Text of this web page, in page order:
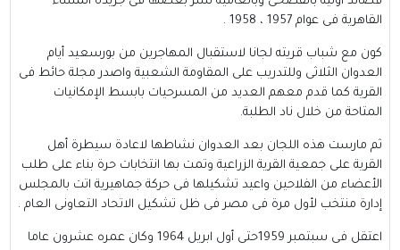
القاهرية فى عوام 1957 ، 1958 .
كون مع شباب قريته لجانا لاستقبال المهاجرين من بورسعيد أيام
العدوان الثلاثى وللتدريب على المقاومة الشعبية واصدر مجلة حائط فى
القرية كما قدم معهم العديد من المسرحيات بابسط الإمكانيات
المتاحة من خلال ناد الطلبة.
ثم مارست هذه اللجان بعد العدوان نشاطها لاعادة سيطرة أهل
القرية على جمعية القرية الزراعية وتمت بها انتخابات حرة بناء على طلب
الأعضاء من الفلاحين واعيد تشكيلها فى حركة جماهيرية اتت بالمجلس
إدارة منتخب لأول مرة فى مصر فى ظل تشكيل الاتحاد التعاونى العام .
اعتقل فى سبتمبر 1959حتى أول ابريل 1964 وكان عمره عشرون عاما